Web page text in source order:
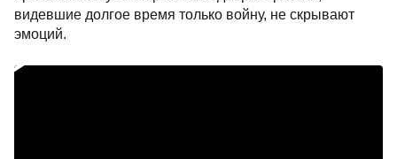
видевшие долгое время только войну, не скрывают
эмоций.